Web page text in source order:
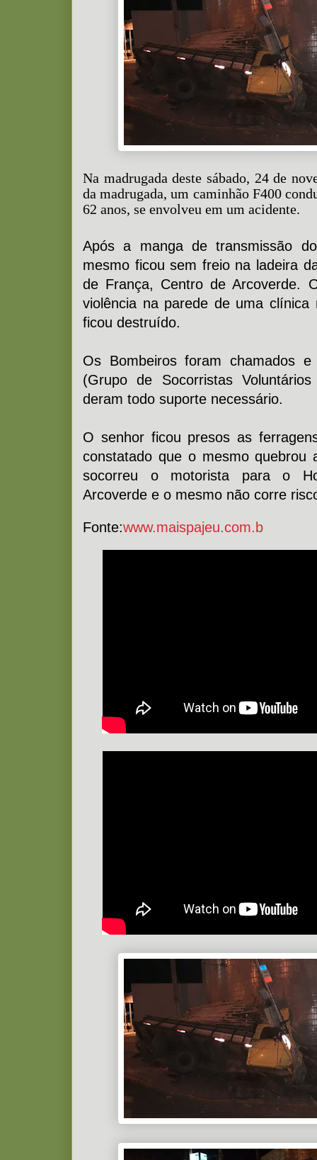
Na madrugada deste sábado, 24 de
da madrugada, um caminhão F400
62 anos, se envolveu em um acidente.
Após a manga de transmissão
mesmo ficou sem freio na ladeira
de França, Centro de Arcoverde.
violência na parede de uma clínica
ficou destruído.
Os Bombeiros foram chamados
(Grupo de Socorristas
deram todo suporte necessário.
O senhor ficou presos as
constatado que o mesmo quebrou
socorreu o motorista para o
Arcoverde e o mesmo não corre
Fonte:www.maispajeu.com.b